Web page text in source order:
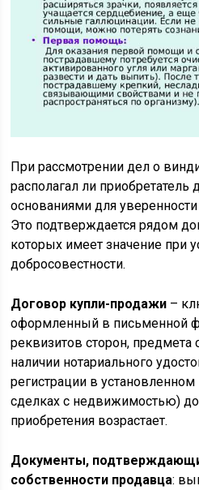
При рассмотрении дел о
располагал ли приобретатель
основаниями для
Это подтверждается рядом
которых имеет значение при
добросовестности.
Договор купли-продажи –
оформленный в письменной
реквизитов сторон, предмета
наличии нотариального
регистрации в
сделках с недвижимостью)
приобретения возрастает.
Документы,
собственности продавца: